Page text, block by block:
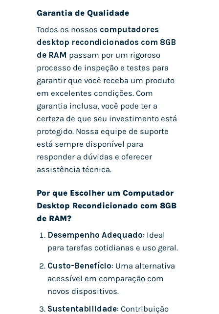
Garantia de Qualidade
Todos os nossos computadores
desktop recondicionados com 8GB
de RAM passam por um rigoroso
processo de inspeção e testes para
garantir que você receba um produto
em excelentes condições. Com
garantia inclusa, você pode ter a
certeza de que seu investimento está
protegido. Nossa equipe de suporte
está sempre disponível para
responder a dúvidas e oferecer
assistência técnica.
Por que Escolher um Computador
Desktop Recondicionado com 8GB
de RAM?
Desempenho Adequado: Ideal
para tarefas cotidianas e uso geral.
Custo-Benefício: Uma alternativa
acessível em comparação com
novos dispositivos.
Sustentabilidade: Contribuição